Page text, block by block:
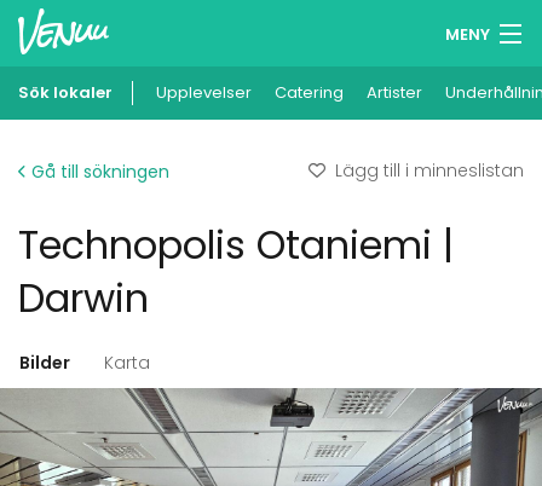
MENY
Minneslista
Lägg till din lokal
Sök lokaler Upplevelser Catering Artister
Gå till sökningen Lägg till i minneslistan
Technopolis Otaniemi |
Darwin
Bilder Karta